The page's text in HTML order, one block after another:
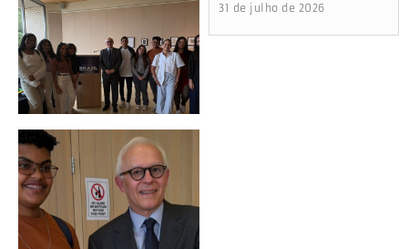
31 de julho de 2026